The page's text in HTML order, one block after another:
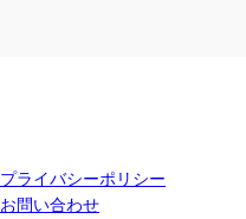
プライバシーポリシー
お問い合わせ